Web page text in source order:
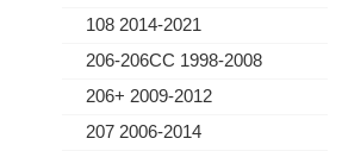
108 2014-2021
206-206CC 1998-2008
206+ 2009-2012
207 2006-2014